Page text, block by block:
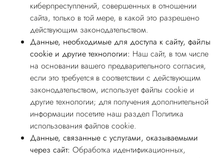
киберпреступлений, совершенных в отношении
сайта, только в той мере, в какой это разрешено
действующим законодательством.
Данные, необходимые для доступа к сайту, файлы
cookie и другие технологии: Наш сайт, в том числе
на основании вашего предварительного согласия,
если это требуется в соответствии с действующим
законодательством, использует файлы cookie и
другие технологии; для получения дополнительной
информации посетите наш раздел Политика
использования файлов cookie.
Данные, связанные с услугами, оказываемыми
через сайт: Обработка идентификационных,